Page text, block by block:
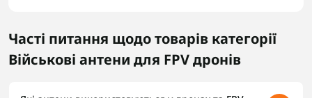
«зникнути» в ефірі. Тому антени для FPV — це
необхідність для кожного оператора.Види
Часті питання щодо товарів категорії
Військові антени для FPV дронів